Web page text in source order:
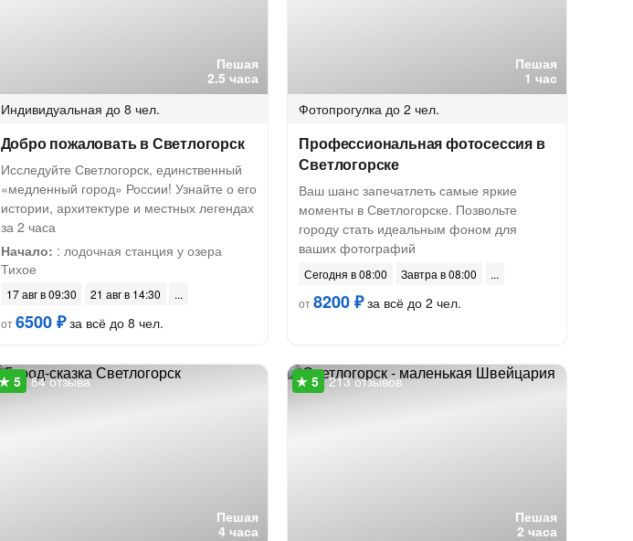
Пешая
2.5 часа
Индивидуальная до 8 чел.
Добро пожаловать в Светлогорск
Исследуйте Светлогорск, единственный
«медленный город» России! Узнайте о его
истории, архитектуре и местных легендах
за 2 часа
Начало: : лодочная станция у озера
Тихое
17 авг в 09:30
21 авг в 14:30
от6500 ₽за всё до 8 чел.
Пешая
1 час
Фотопрогулка до 2 чел.
Профессиональная фотосессия в
Светлогорске
Ваш шанс запечатлеть самые яркие
моменты в Светлогорске. Позвольте
городу стать идеальным фоном для
ваших фотографий
Сегодня в 08:00
Завтра в 08:00
от8200 ₽за всё до 2 чел.
Пешая
4 часа
84 отзыва
Пешая
2 часа
213 отзывов